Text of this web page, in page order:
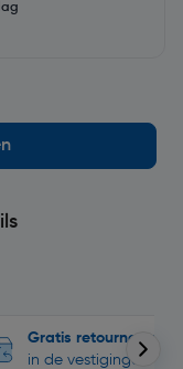
Gratis retourneren
in de vestigingen